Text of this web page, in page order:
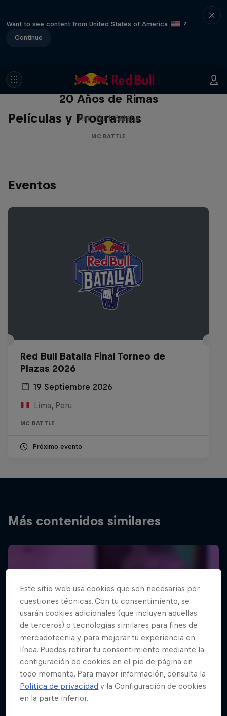
Want to see content from United States of America
?
Continue
Películas y Programas
Red Bull Batalla Nueva Historia:
20 Años de Rimas
Red Bull Batalla
MC BATTLE
Eventos
Red Bull Batalla Final Torneo de
Plazas 2026
19 Septiembre 2026
Lima, Peru
MC BATTLE
Próximo evento
Más contenidos similares
Este sitio web usa cookies que son necesarias por
cuestiones técnicas. Con tu consentimiento, se
usarán cookies adicionales (que incluyen aquellas
de terceros) o tecnologías similares para fines de
mercadotecnia y para mejorar tu experiencia en
línea. Puedes retirar tu consentimiento mediante la
configuración de cookies en el pie de página en
todo momento. Para mayor información, consulta la
Política de privacidad y la Configuración de cookies
en la parte inferior.